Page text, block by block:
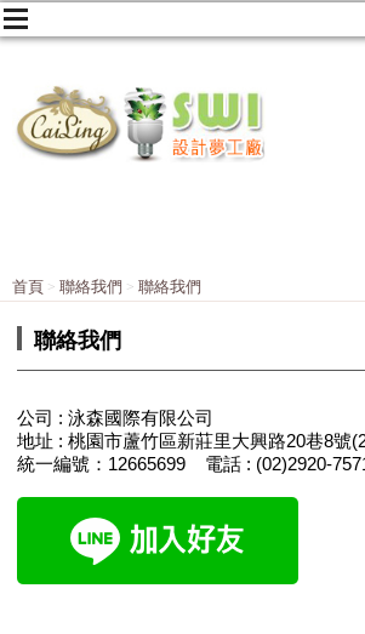
首頁 聯絡我們 聯絡我們
聯絡我們
公司 : 泳森國際有限公司
地址 : 桃園市蘆竹區新莊里大興路20巷8號
統一編號：12665699 電話 : (02)2920-